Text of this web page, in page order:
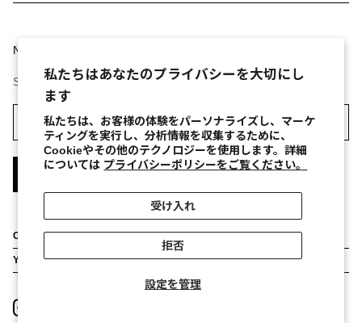
私たちはあなたのプライバシーを大切にし
ます
私たちは、お客様の体験をパーソナライズし、マーケ
ティングを実行し、分析情報を収集するために、
Cookieやその他のテクノロジーを使用します。詳細
については プライバシーポリシーをご覧ください。
設定を管理
受け入れ
拒否
CUSTOMER SERVICE
Stores
About
Contact Us
YOUR ORDER
Return Order
FAQs
Newsletter
Sign up to our newsletter to receive exclusive offers.